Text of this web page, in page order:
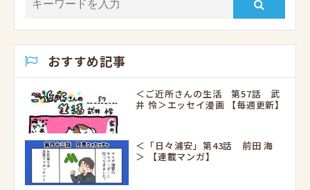
おすすめ記事
＜ご近所さんの生活 第57話 武
井 怜＞エッセイ漫画 【毎週更新】
＜「日々浦安」第43話 前田 海
＞ 【連載マンガ】